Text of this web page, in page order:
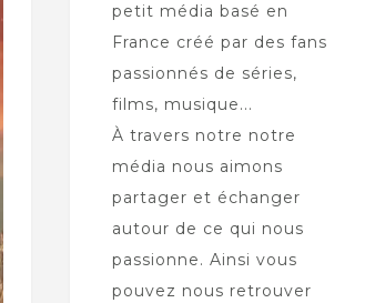
petit média basé en
France créé par des fans
passionnés de séries,
films, musique...
À travers notre notre
média nous aimons
partager et échanger
autour de ce qui nous
passionne. Ainsi vous
pouvez nous retrouver